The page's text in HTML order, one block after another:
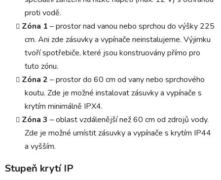
proti vodě.
Zóna 1 – prostor nad vanou nebo sprchou do výšky 225
cm. Ani zde zásuvky a vypínače neinstalujeme. Výjimku
tvoří spotřebiče, které jsou konstruovány přímo pro
tuto zónu.
Zóna 2 – prostor do 60 cm od vany nebo sprchového
koutu. Zde je možné instalovat zásuvky a vypínače s
krytím minimálně IPX4.
Zóna 3 – oblast vzdálenější než 60 cm od zdrojů vody.
Zde je možné umístit zásuvky a vypínače s krytím IP44
a vyšším.
Stupeň krytí IP